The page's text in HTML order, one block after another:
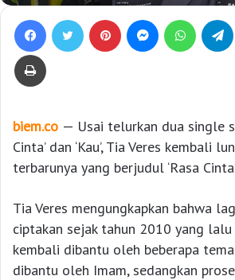
biem.co — Usai telurkan dua single
Cinta’ dan ‘Kau’, Tia Veres kembali
terbarunya yang berjudul ‘Rasa
Tia Veres mengungkapkan bahwa
ciptakan sejak tahun 2010 yang lalu
kembali dibantu oleh beberapa
dibantu oleh Imam, sedangkan